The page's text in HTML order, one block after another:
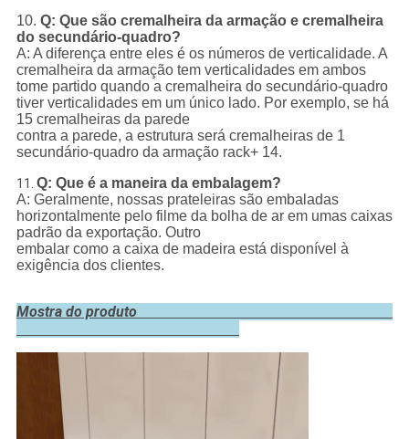
10. Q: Que são cremalheira da armação e cremalheira
do secundário-quadro?
A: A diferença entre eles é os números de verticalidade. A
cremalheira da armação tem verticalidades em ambos
tome partido quando a cremalheira do secundário-quadro
tiver verticalidades em um único lado. Por exemplo, se há
15 cremalheiras da parede
contra a parede, a estrutura será cremalheiras de 1
secundário-quadro da armação rack+ 14.
11. Q: Que é a maneira da embalagem?
A: Geralmente, nossas prateleiras são embaladas
horizontalmente pelo filme da bolha de ar em umas caixas
padrão da exportação. Outro
embalar como a caixa de madeira está disponível à
exigência dos clientes.
Mostra do produto